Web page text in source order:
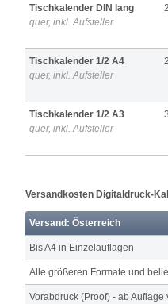
Tischkalender DIN lang
quer, inkl. Aufsteller
Tischkalender 1/2 A4
quer, inkl. Aufsteller
Tischkalender 1/2 A3
quer, inkl. Aufsteller
Versandkosten Digitaldruck-
Versand: Österreich
Bis A4 in Einzelauflagen
Alle größeren Formate und
Vorabdruck (Proof) - ab Auflage